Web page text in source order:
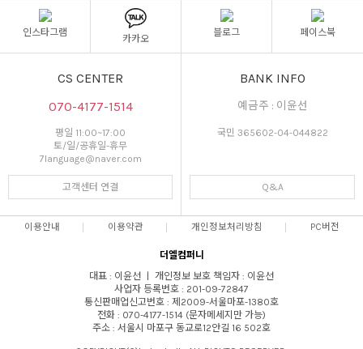
인스타그램
카카오
블로그 페이스북
CS CENTER
070-4177-1514
평일 11:00~17:00
토/일/공휴일-휴무
7language@naver.com
고객센터 연결
BANK INFO
예금주 : 이윤선
국민 365602-04-044822
Q&A
이용안내 이용약관 개인정보처리방침 PC버전
더엘컴퍼니
대표 : 이윤선 ㅣ 개인정보 보호 책임자 : 이윤선
사업자 등록번호 : 201-09-72847
통신판매업신고번호 : 제2009-서울마포-1380호
전화 : 070-4177-1514 (문자메세지만 가능)
주소 : 서울시 마포구 동교로12안길 16 502호